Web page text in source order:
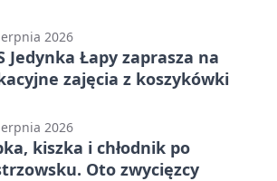
2026
Jedynka Łapy zaprasza na
zajęcia z koszykówki
2026
kiszka i chłodnik po
Oto zwycięzcy